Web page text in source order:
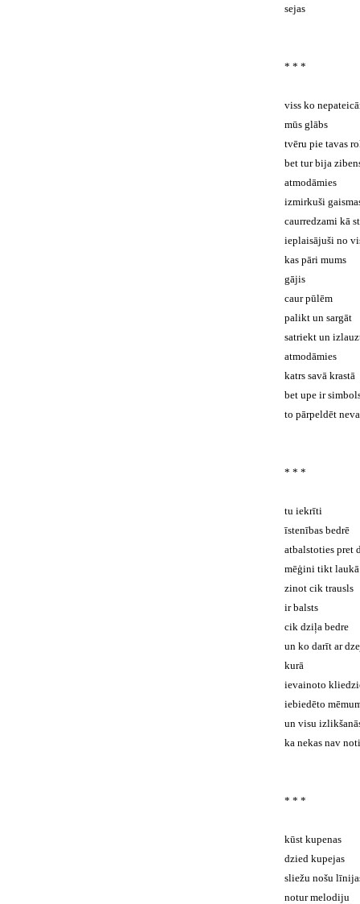
sejas
* * *
viss ko
mūs glābs
tvēru pie tavas
bet tur bija
atmodāmies
izmirkuši
caurredzami kā
ieplaisājuši no
kas pāri mums
gājis
caur pūlēm
palikt un sargāt
satriekt un
atmodāmies
katrs savā krastā
bet upe ir
to pārpeldēt
* * *
tu iekrīti
īstenības bedrē
atbalstoties pret
mēģini tikt laukā
zinot cik trausls
ir balsts
cik dziļa bedre
un ko darīt ar
kurā
ievainoto
iebiedēto
un visu
ka nekas nav
* * *
kūst kupenas
dzied kupejas
sliežu nošu
notur melodiju